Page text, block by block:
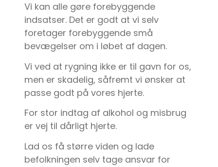
Vi kan alle gøre forebyggende
indsatser. Det er godt at vi selv
foretager forebyggende små
bevægelser om i løbet af dagen.
Vi ved at rygning ikke er til gavn for os,
men er skadelig, såfremt vi ønsker at
passe godt på vores hjerte.
For stor indtag af alkohol og misbrug
er vej til dårligt hjerte.
Lad os få større viden og lade
befolkningen selv tage ansvar for